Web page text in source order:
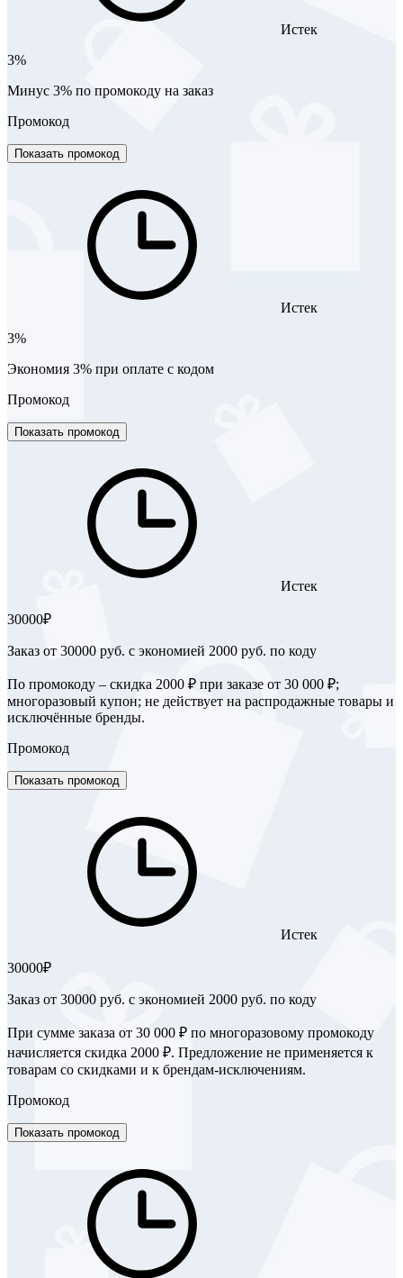
Истек
3%
Минус 3% по промокоду на заказ
Промокод
Показать промокод
Истек
3%
Экономия 3% при оплате с кодом
Промокод
Показать промокод
Истек
30000₽
Заказ от 30000 руб. с экономией 2000 руб. по коду
По промокоду – скидка 2000 ₽ при заказе от 30 000 ₽;
многоразовый купон; не действует на распродажные товары и
исключённые бренды.
Промокод
Показать промокод
Истек
30000₽
Заказ от 30000 руб. с экономией 2000 руб. по коду
При сумме заказа от 30 000 ₽ по многоразовому промокоду
начисляется скидка 2000 ₽. Предложение не применяется к
товарам со скидками и к брендам-исключениям.
Промокод
Показать промокод